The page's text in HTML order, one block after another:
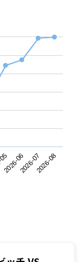
2026-062026-072026-08